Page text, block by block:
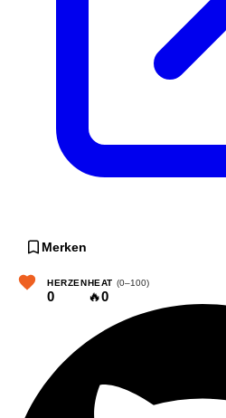
Merken
HERZEN
0
HEAT (0–100)
🔥0